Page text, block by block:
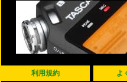
利用規約 よ